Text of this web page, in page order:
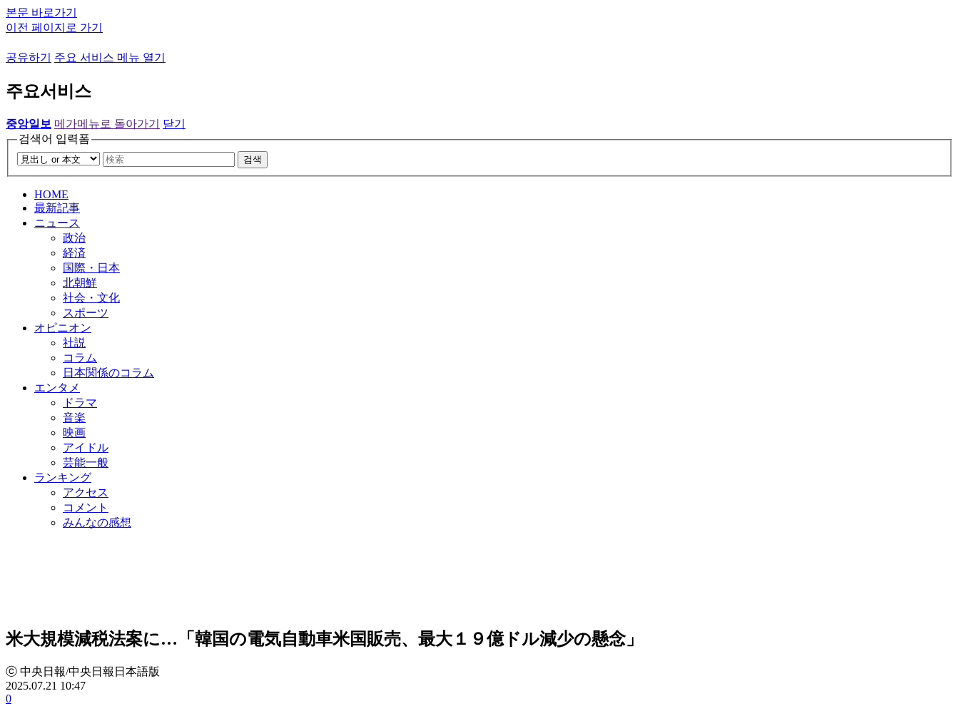
본문 바로가기
이전 페이지로 가기
공유하기 주요 서비스 메뉴 열기
주요서비스
중앙일보 메가메뉴로 돌아가기
닫기
검색어 입력폼
검색
HOME
最新記事
ニュース
政治
経済
国際・日本
北朝鮮
社会・文化
スポーツ
オピニオン
社説
コラム
日本関係のコラム
エンタメ
ドラマ
音楽
映画
アイドル
芸能一般
ランキング
アクセス
コメント
みんなの感想
米大規模減税法案に…「韓国の電気自動車米国販売、最大１９億ドル減少の懸念」
ⓒ 中央日報/中央日報日本語版
2025.07.21 10:47
0